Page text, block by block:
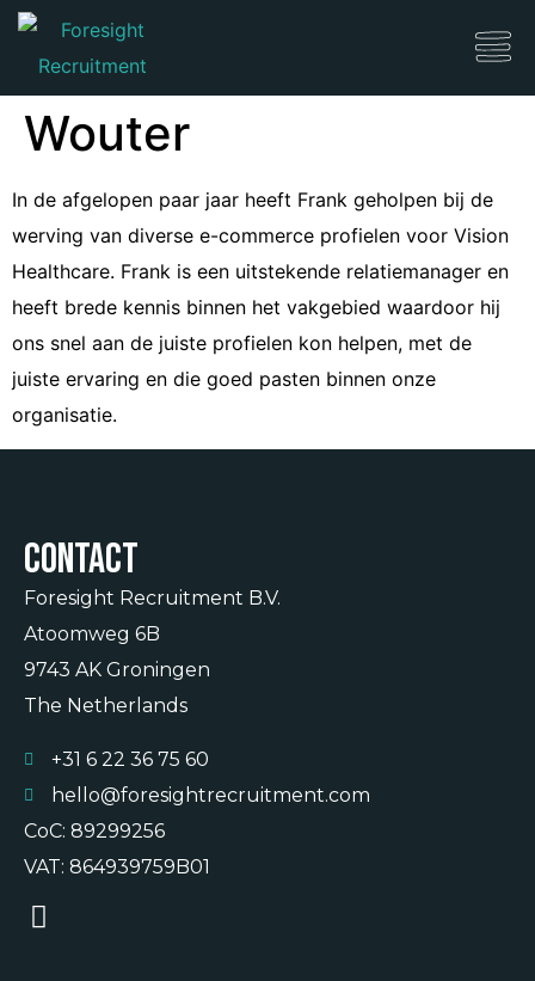
Wouter
In de afgelopen paar jaar heeft Frank geholpen bij de
werving van diverse e-commerce profielen voor Vision
Healthcare. Frank is een uitstekende relatiemanager en
heeft brede kennis binnen het vakgebied waardoor hij
ons snel aan de juiste profielen kon helpen, met de
juiste ervaring en die goed pasten binnen onze
organisatie.
Contact
Foresight Recruitment B.V.
Atoomweg 6B
9743 AK Groningen
The Netherlands
+31 6 22 36 75 60
hello@foresightrecruitment.com
CoC: 89299256
VAT: 864939759B01